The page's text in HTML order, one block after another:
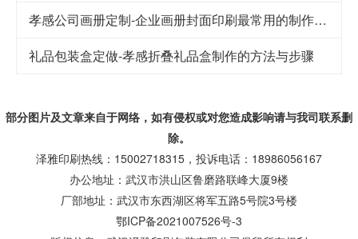
孝感公司画册定制-企业画册封面印刷最常用的制作工艺
礼品包装盒定做-孝感折叠礼品盒制作的方法与步骤
部分图片及文章来自于网络，如有侵权或对您造成影响请与我司联系删
除。
泽雅印刷热线：15002718315，投诉电话：18986056167
办公地址：武汉市洪山区鲁磨路联峰大厦9楼
厂部地址：武汉市东西湖区将军五路5号院3号楼
鄂ICP备2021007526号-3